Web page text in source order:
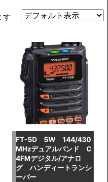
す
FT-5D 5W 144/430
MHzデュアルバンド C
4FMデジタル/アナロ
グ ハンディートランシ
ーバー